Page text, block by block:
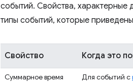
событий. Свойства, характерные
типы событий, которые
Свойство Когда это
Суммарное время Для событий с